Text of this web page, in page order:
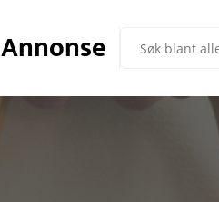
Annonse